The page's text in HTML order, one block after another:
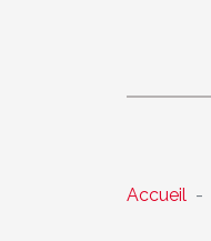
Accueil